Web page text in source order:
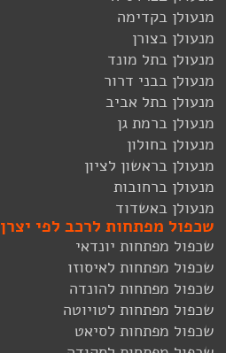
מנעולן בקדימה
מנעולן בצורן
מנעולן בתל מונד
מנעולן בבני דרור
מנעולן בתל אביב
מנעולן ברמת גן
מנעולן בחולון
מנעולן בראשון לציון
מנעולן ברחובות
מנעולן באשדוד
שכפול מפתחות לרכב לפי יצרן
שכפול מפתחות יונדאי
שכפול מפתחות לאיסוזו
שכפול מפתחות להונדה
שכפול מפתחות לטויוטה
שכפול מפתחות לסיאט